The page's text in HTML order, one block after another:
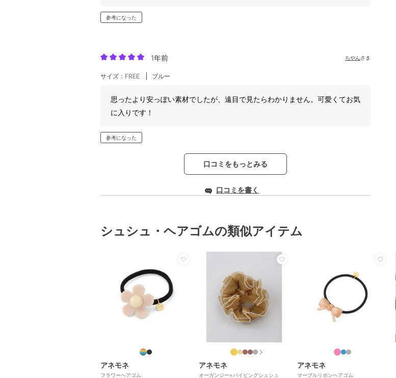
参考になった
1年前 ちやん さま
サイズ：FREE ブルー
思ったより安っぽい素材でしたが、遠目で見たらわかりません。可愛くてお気
に入りです！
参考になった
口コミをもっとみる
口コミを書く
シュシュ・ヘアゴムの類似アイテム
アネモネ
フラワーヘアゴム
アネモネ
オーガンジー×パイピングシュシュ
アネモネ
マーブルリボンヘアゴム